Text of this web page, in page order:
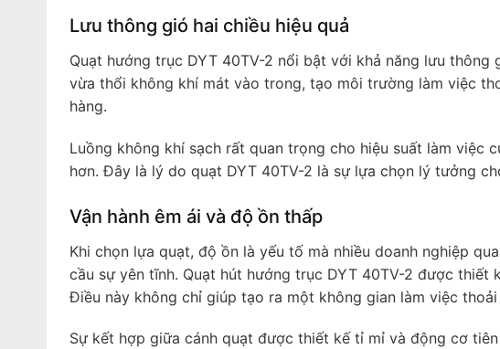
Lưu thông gió hai chiều hiệu quả
Quạt hướng trục DYT 40TV-2 nổi bật với khả năng lưu
vừa thổi không khí mát vào trong, tạo môi trường làm việc
hàng.
Luồng không khí sạch rất quan trọng cho hiệu suất làm việc
hơn. Đây là lý do quạt DYT 40TV-2 là sự lựa chọn lý tưởng
Vận hành êm ái và độ ồn thấp
Khi chọn lựa quạt, độ ồn là yếu tố mà nhiều doanh nghiệp
cầu sự yên tĩnh. Quạt hút hướng trục DYT 40TV-2 được
Điều này không chỉ giúp tạo ra một không gian làm việc
Sự kết hợp giữa cánh quạt được thiết kế tỉ mỉ và động cơ